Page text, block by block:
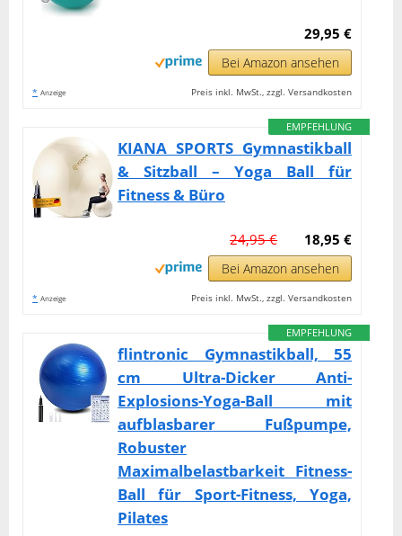
29,95 €
Bei Amazon ansehen
* Anzeige Preis inkl. MwSt., zzgl. Versandkosten
EMPFEHLUNG
KIANA SPORTS Gymnastikball
& Sitzball – Yoga Ball für
Fitness & Büro
18,95 €
24,95 €
Bei Amazon ansehen
* Anzeige Preis inkl. MwSt., zzgl. Versandkosten
EMPFEHLUNG
flintronic Gymnastikball, 55
cm Ultra-Dicker Anti-
Explosions-Yoga-Ball mit
aufblasbarer Fußpumpe,
Robuster
Maximalbelastbarkeit Fitness-
Ball für Sport-Fitness, Yoga,
Pilates